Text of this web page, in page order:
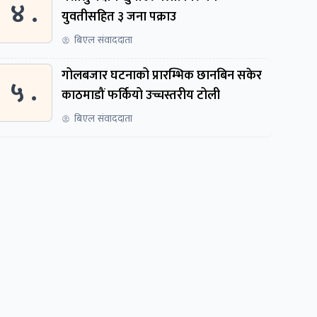
४ .
युवतीसहित ३ जना पक्राउ
बिएल संवाददाता
५ .
गोलबजार घटनाको प्रारम्भिक छानबिन सकेर
काठमाडौं फर्कियो उच्चस्तरीय टोली
बिएल संवाददाता